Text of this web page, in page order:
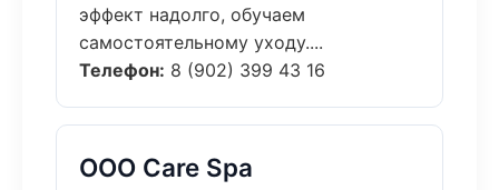
эффект надолго, обучаем
самостоятельному уходу....
Телефон: 8 (902) 399 43 16
ООО Care Spa